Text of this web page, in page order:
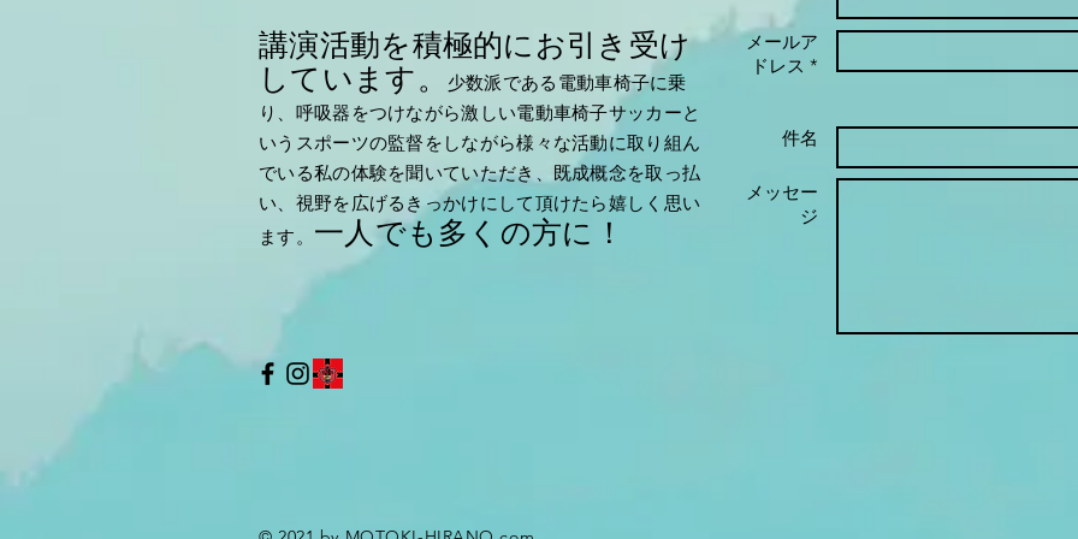
講演活動を積極的にお引き受け
しています。
少数派である電動車椅子に乗
り、呼吸器をつけながら激しい電動車椅子サッカーと
いうスポーツの監督をしながら様々な活動に取り組ん
でいる私の体験を聞いていただき、既成概念を取っ払
い、視野を広げるきっかけにして頂けたら嬉しく思い
ます。 一人でも多くの方に！
メールア
ドレス *
件名
メッセー
ジ